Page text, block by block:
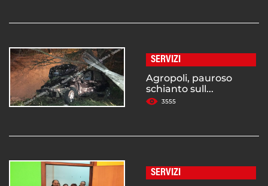
SERVIZI
Agropoli, pauroso
schianto sull...
3555
SERVIZI